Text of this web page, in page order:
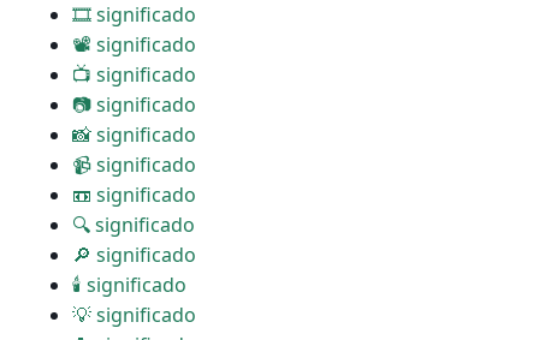
🎞 significado
📽 significado
📺 significado
📷 significado
📸 significado
📹 significado
📼 significado
🔍 significado
🔎 significado
🕯 significado
💡 significado